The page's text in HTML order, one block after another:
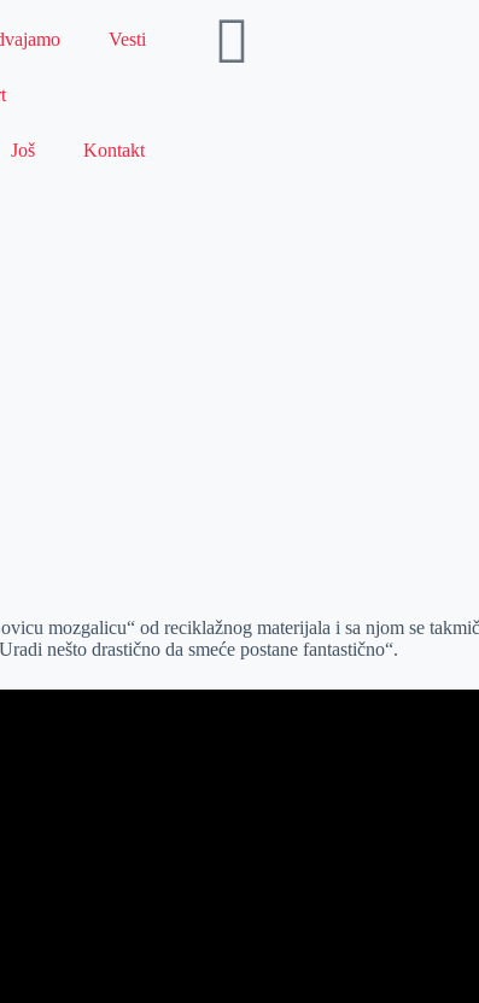
Vesti
Još Kontakt
mozgalicu“ od reciklažnog materijala i sa njom se
nešto drastično da smeće postane fantastično“.